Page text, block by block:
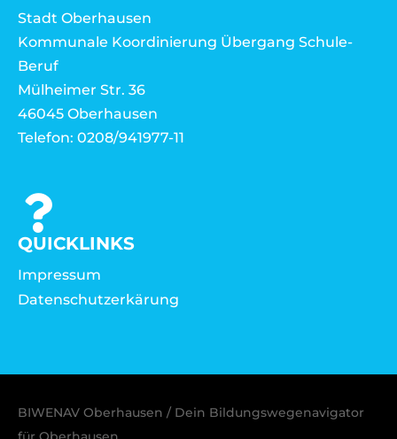
Stadt Oberhausen
Kommunale Koordinierung Übergang Schule-
Beruf
Mülheimer Str. 36
46045 Oberhausen
Telefon: 0208/941977-11
QUICKLINKS
Impressum
Datenschutzerkärung
BIWENAV Oberhausen / Dein Bildungswegenavigator